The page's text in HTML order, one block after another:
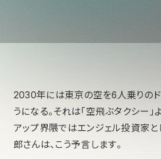
2030年には東京の空を6人乗りの
うになる。それは「空飛ぶタクシー」
アップ界隈ではエンジェル投資家
郎さんは、こう予言します。